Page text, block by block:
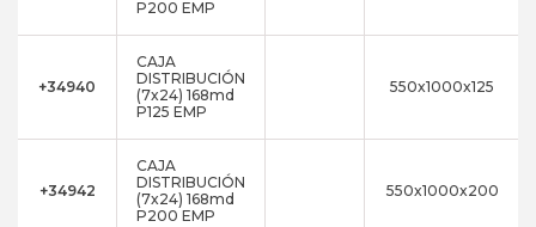
P200 EMP
+34940
CAJA
DISTRIBUCIÓN
(7x24) 168md
P125 EMP
550x1000x125
+34942
CAJA
DISTRIBUCIÓN
(7x24) 168md
P200 EMP
550x1000x200